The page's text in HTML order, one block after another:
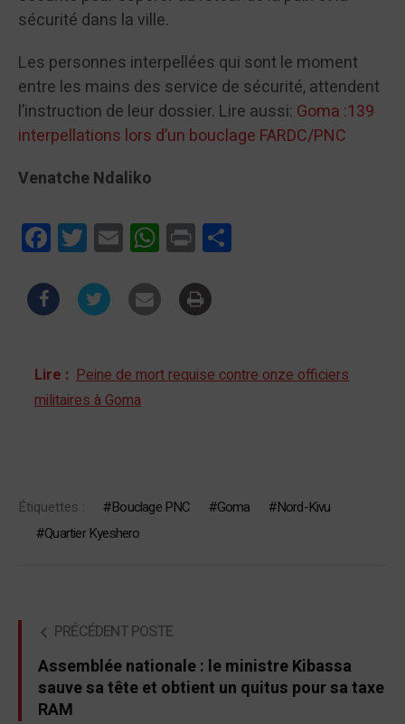
sécurité dans la ville.
Les personnes interpellées qui sont le moment
entre les mains des service de sécurité, attendent
l’instruction de leur dossier. Lire aussi: Goma :139
interpellations lors d’un bouclage FARDC/PNC
Venatche Ndaliko
FacebookTwitterEmail WhatsApp
Print
Lire : Peine de mort requise contre onze officiers
militaires à Goma
Étiquettes : Bouclage PNC Goma
Nord-Kivu
Quartier Kyeshero
PRÉCÉDENT POSTE
Assemblée nationale : le ministre Kibassa
sauve sa tête et obtient un quitus pour sa taxe
RAM